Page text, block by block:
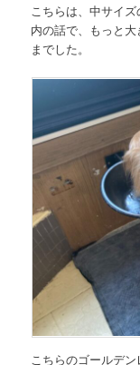
こちらは、中サイ
内の話で、もっと
までした。
こちらのゴールデ